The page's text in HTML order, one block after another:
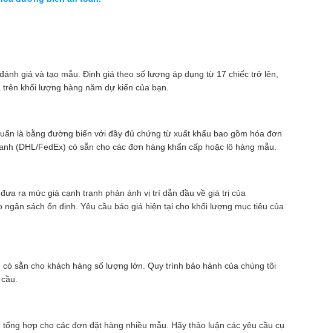
giá và tạo mẫu. Định giá theo số lượng áp dụng từ 17 chiếc trở lên,
khối lượng hàng năm dự kiến ​​của bạn.
là bằng đường biển với đầy đủ chứng từ xuất khẩu bao gồm hóa đơn
(DHL/FedEx) có sẵn cho các đơn hàng khẩn cấp hoặc lô hàng mẫu.
ra mức giá cạnh tranh phản ánh vị trí dẫn đầu về giá trị của
sách ổn định. Yêu cầu báo giá hiện tại cho khối lượng mục tiêu của
sẵn cho khách hàng số lượng lớn. Quy trình bảo hành của chúng tôi
hợp cho các đơn đặt hàng nhiều mẫu. Hãy thảo luận các yêu cầu cụ